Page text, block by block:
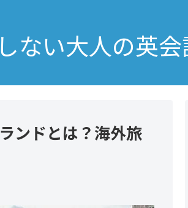
ない大人の英
ンドとは？海外旅